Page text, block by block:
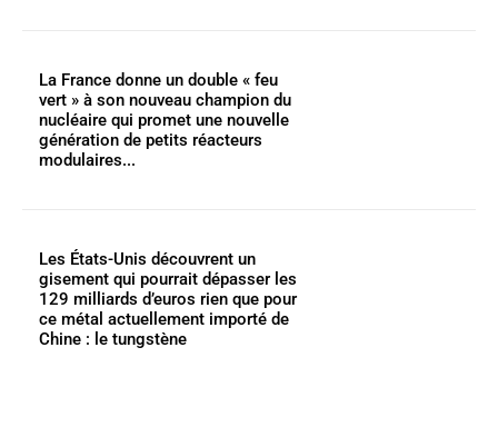
La France donne un double « feu
vert » à son nouveau champion du
nucléaire qui promet une nouvelle
génération de petits réacteurs
modulaires...
Les États-Unis découvrent un
gisement qui pourrait dépasser les
129 milliards d’euros rien que pour
ce métal actuellement importé de
Chine : le tungstène